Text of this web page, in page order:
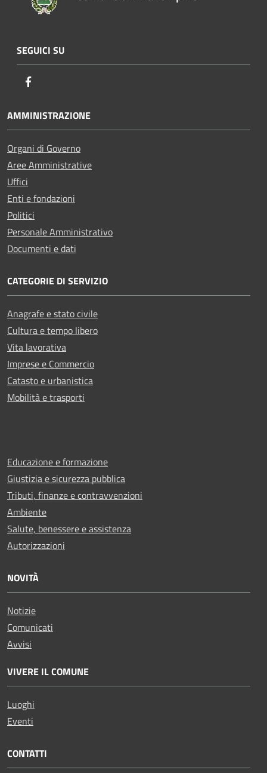
SEGUICI SU
AMMINISTRAZIONE
Organi di Governo
Aree Amministrative
Uffici
Enti e fondazioni
Politici
Personale Amministrativo
Documenti e dati
CATEGORIE DI SERVIZIO
Anagrafe e stato civile
Cultura e tempo libero
Vita lavorativa
Imprese e Commercio
Catasto e urbanistica
Mobilità e trasporti
Educazione e formazione
Giustizia e sicurezza pubblica
Tributi, finanze e contravvenzioni
Ambiente
Salute, benessere e assistenza
Autorizzazioni
NOVITÀ
Notizie
Comunicati
Avvisi
VIVERE IL COMUNE
Luoghi
Eventi
CONTATTI